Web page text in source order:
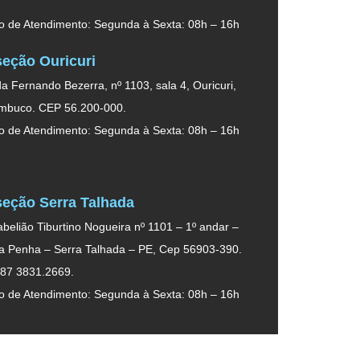
de Atendimento: Segunda à Sexta: 08h – 16h
Ouricuri
Fernando Bezerra, nº 1103, sala 4, Ouricuri,
CEP 56.200-000.
de Atendimento: Segunda à Sexta: 08h – 16h
Serra Talhada
Tiburtino Nogueira nº 1101 – 1º andar –
Penha – Serra Talhada – PE, Cep 56903-390.
3831.2669.
de Atendimento: Segunda à Sexta: 08h – 16h